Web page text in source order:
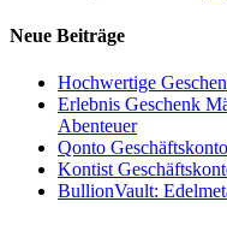
Neue Beiträge
Hochwertige
Erlebnis Geschenk
Abenteuer
Qonto
Kontist
BullionVault: